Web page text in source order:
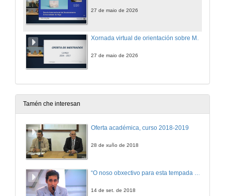
27 de maio de 2026
27 de maio de 2026
Tamén che interesan
Oferta académica, curso 2018-2019
28 de xuño de 2018
14 de set. de 2018